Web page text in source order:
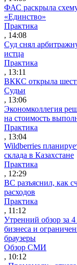
ФАС раскрыла
«Единство»
Практика
, 14:08
Суд снял
истца
Практика
, 13:11
ВККС открыла
Судьи
, 13:06
Экономколлегия
на стоимость
Практика
, 13:04
Wildberries
склада в Казахстане
Практика
, 12:29
ВС разъяснил, как
расходов
Практика
, 11:12
Утренний обзор за 4
бизнеса и
браузеры
Обзор СМИ
, 10:12